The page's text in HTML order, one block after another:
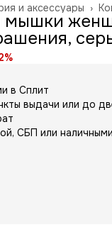
и аксессуары ›
мышки
%
в Сплит
выдачи или до
СБП или наличными